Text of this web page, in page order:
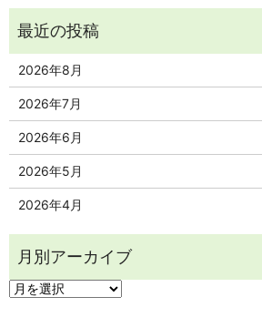
2026年8月
2026年7月
2026年6月
2026年5月
2026年4月